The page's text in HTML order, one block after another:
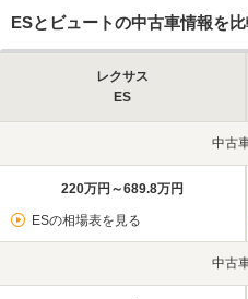
ESとビュートの中古車情報を
レクサス
ES
中古
220万円～689.8万円
ESの相場表を見る
中古